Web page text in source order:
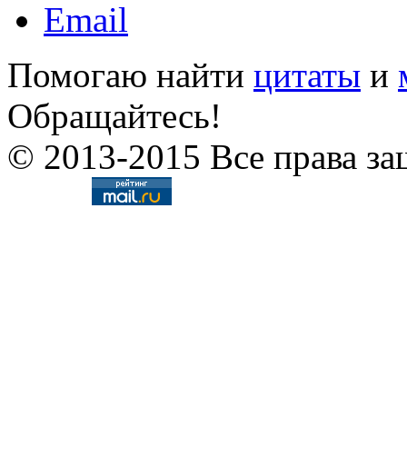
Помогаю найти цитаты и
Обращайтесь!
© 2013-2015 Все права